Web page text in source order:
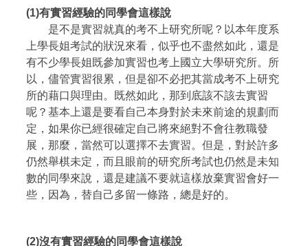
(1)有實習經驗的同學會這樣說
是不是實習就真的考不上研究所呢？以本年度系
上學長姐考試的狀況來看，似乎也不盡然如此，還是
有不少學長姐既參加實習也考上國立大學研究所。所
以，儘管實習很累，但是卻不必把其當成考不上研究
所的藉口與理由。既然如此，那到底該不該去實習
呢？基本上還是要看自己本身對於未來前途的規劃而
定，如果你已經很確定自己將來絕對不會往教職發
展，那麼，當然可以選擇不去實習。但是，對於許多
仍然舉棋未定，而且眼前的研究所考試也仍然是未知
數的同學來說，還是建議不要就這樣放棄實習會好一
些，因為，替自己多留一條路，總是好的。
(2)沒有實習經驗的同學會這樣說